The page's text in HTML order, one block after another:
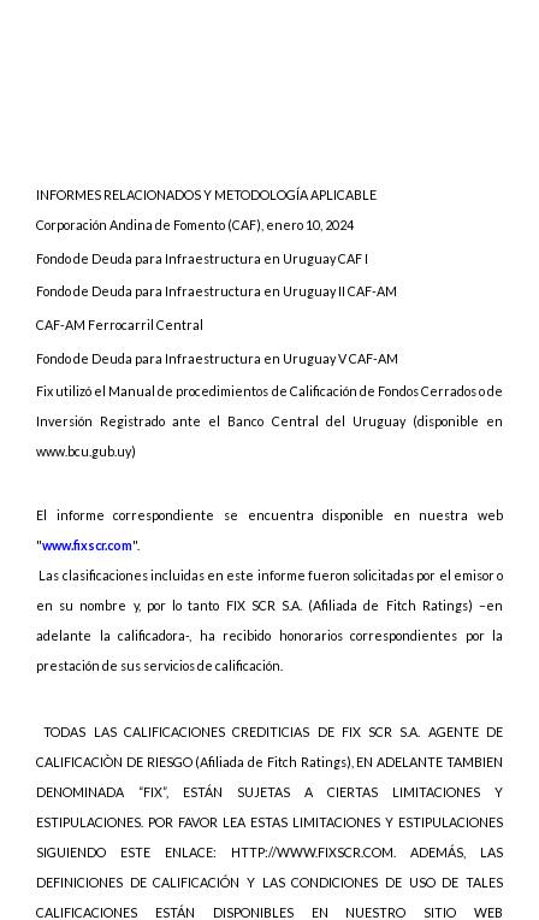
INFORMES RELACIONADOS Y METODOLOGÍA APLICABLE
Corporación Andina de Fomento (CAF), enero 10, 2024
Fondo de Deuda para Infraestructura en Uruguay CAF I
Fondo de Deuda para Infraestructura en Uruguay II CAF-AM
CAF-AM Ferrocarril Central
Fondo de Deuda para Infraestructura en Uruguay V CAF-AM
Fix utilizó el Manual de procedimientos de Calificación de Fondos Cerrados o de
Inversión Registrado ante el Banco Central del Uruguay (disponible en
www.bcu.gub.uy)
El informe correspondiente se encuentra disponible en nuestra web
"www.fixscr.com".
Las clasificaciones incluidas en este informe fueron solicitadas por el emisor o
en su nombre y, por lo tanto FIX SCR S.A. (Afiliada de Fitch Ratings) –en
adelante la calificadora-, ha recibido honorarios correspondientes por la
prestación de sus servicios de calificación.
TODAS LAS CALIFICACIONES CREDITICIAS DE FIX SCR S.A. AGENTE DE
CALIFICACIÒN DE RIESGO (Afiliada de Fitch Ratings), EN ADELANTE TAMBIEN
DENOMINADA “FIX”, ESTÁN SUJETAS A CIERTAS LIMITACIONES Y
ESTIPULACIONES. POR FAVOR LEA ESTAS LIMITACIONES Y ESTIPULACIONES
SIGUIENDO ESTE ENLACE: HTTP://WWW.FIXSCR.COM. ADEMÁS, LAS
DEFINICIONES DE CALIFICACIÓN Y LAS CONDICIONES DE USO DE TALES
CALIFICACIONES ESTÁN DISPONIBLES EN NUESTRO SITIO WEB